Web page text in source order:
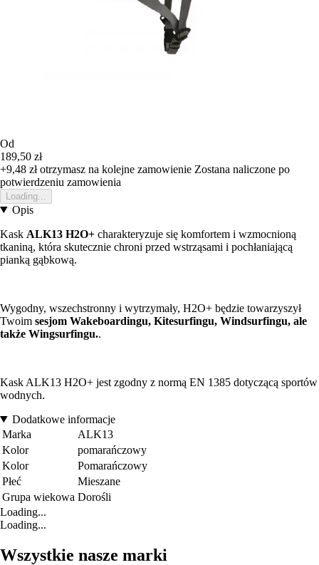
Od
189,50 zł
+9,48 złotrzymasz na kolejne zamowienie Zostana naliczone po
potwierdzeniu zamowienia
Loading...
Opis
Kask ALK13 H2O+ charakteryzuje się komfortem i wzmocnioną
tkaniną, która skutecznie chroni przed wstrząsami i pochłaniającą
pianką gąbkową.
Wygodny, wszechstronny i wytrzymały, H2O+ będzie towarzyszył
Twoim sesjom Wakeboardingu, Kitesurfingu, Windsurfingu, ale
także Wingsurfingu..
Kask ALK13 H2O+ jest zgodny z normą EN 1385 dotyczącą sportów
wodnych.
Dodatkowe informacje
Marka
ALK13
Kolor
pomarańczowy
Kolor
Pomarańczowy
Płeć
Mieszane
Grupa wiekowa Dorośli
Loading...
Loading...
Wszystkie nasze marki